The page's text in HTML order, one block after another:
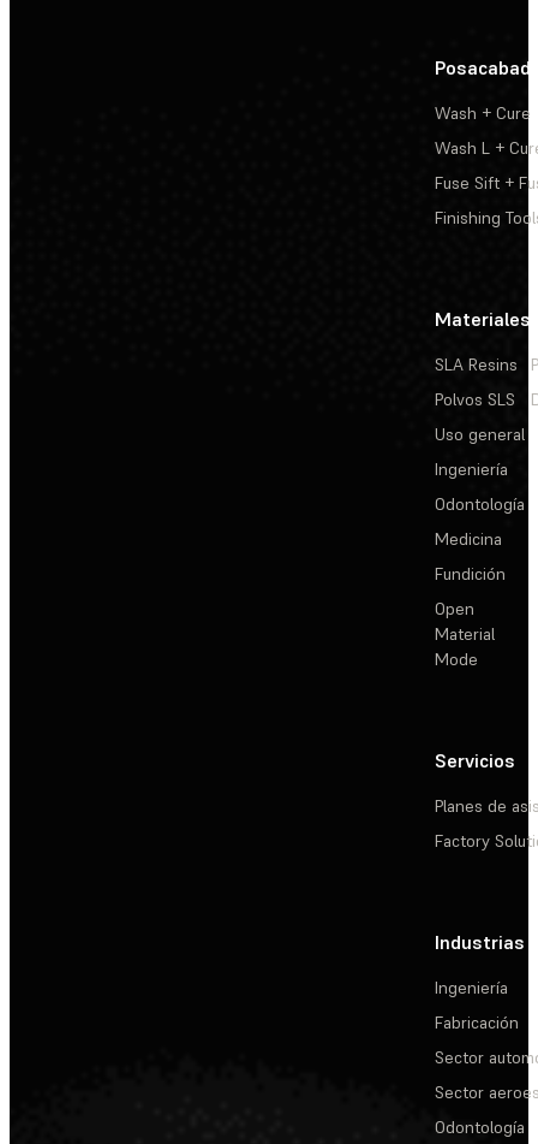
Wash + Cure
Wash L +
Fuse Sift +
Finishing
Materiales
SLA Resins
Polvos SLS
Uso general
Ingeniería
Odontología
Medicina
Fundición
Open
Material
Mode
Servicios
Planes de
Factory
Industrias
Ingeniería
Fabricación
Sector
Sector
Odontología